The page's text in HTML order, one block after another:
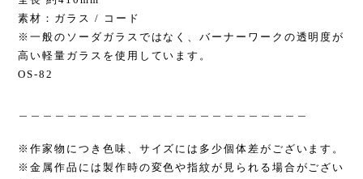
素材：ガラス / コード
※一般のソーダガラスではなく、バーナーワークの透明度が
高い軽量ガラスを使用しています。
OS-82
※作家物につき色味、サイズには多少個体差がございます。
※金属作品には製作時の変色や指紋が見られる場合がござい